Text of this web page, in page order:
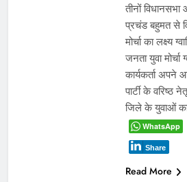
तीनों
प्रचंड बहुमत से
मोर्चा का लक्ष्य
जनता युवा मोर्चा
कार्यकर्ता अपने
पार्टी के वरिष्ठ
जिले के युवाओं
WhatsApp
Share
Read More